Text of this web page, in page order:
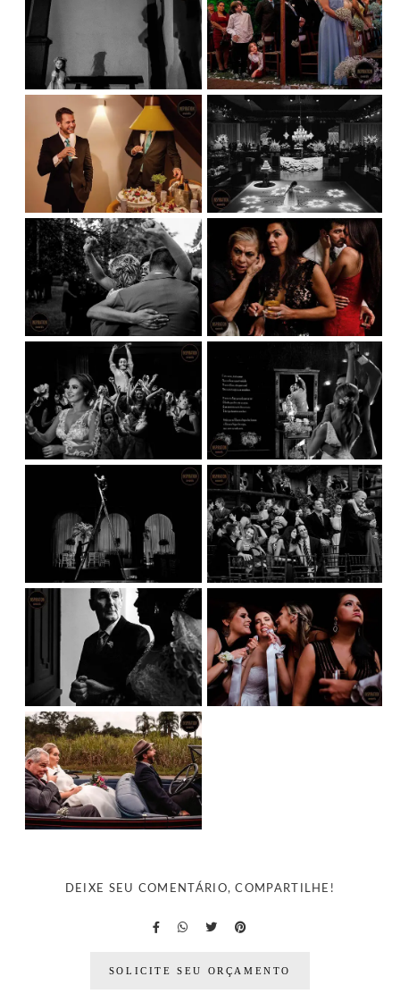
DEIXE SEU COMENTÁRIO, COMPARTILHE!
SOLICITE SEU ORÇAMENTO